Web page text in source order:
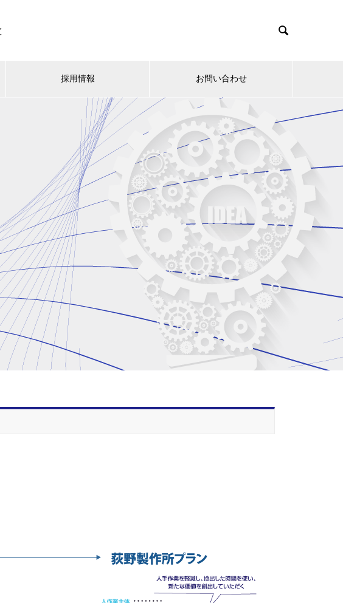

採用情報 お問い合わせ